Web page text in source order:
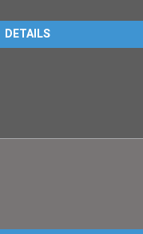
DETAILS